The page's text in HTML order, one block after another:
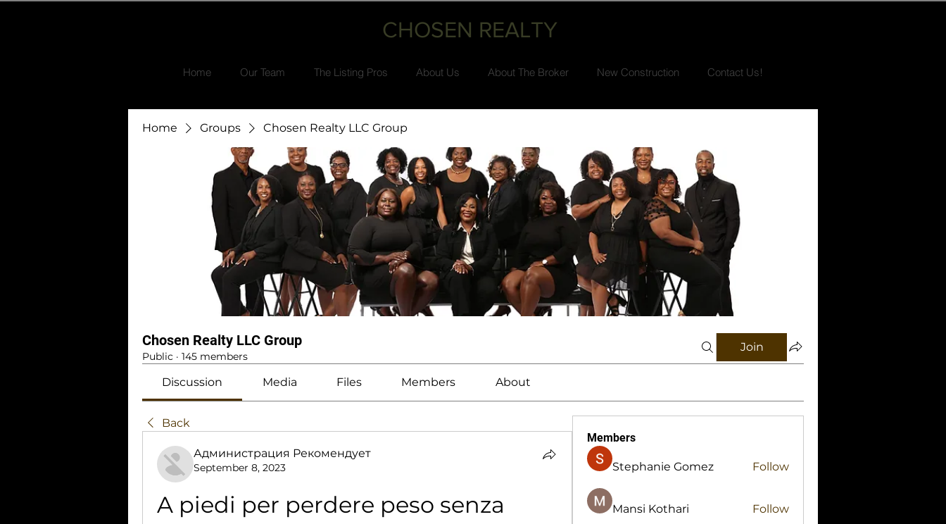
CHOSEN REALTY
Home Our Team The Listing Pros About Us About The Broker New Construction Contact Us!
Home Groups Chosen Realty LLC Group
Chosen Realty LLC Group
Public · 145 members
Join
Discussion Media Files Members About
Back
Администрация Рекомендует
September 8, 2023
A piedi per perdere peso senza
Members
Stephanie Gomez Follow
Mansi Kothari Follow